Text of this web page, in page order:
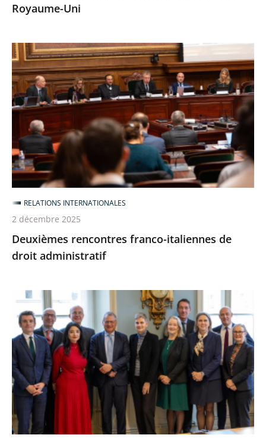
Royaume-Uni
Deuxièmes
rencontres
franco-
italiennes
de
droit
administratif
Deuxièmes rencontres franco-italiennes de
droit administratif
RELATIONS INTERNATIONALES
2 décembre 2025
Séminaire
franco-
suédois
à
Stockholm